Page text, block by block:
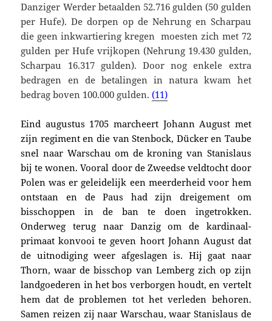
Danziger Werder betaalden 52.716 gulden (50 gulden
per Hufe). De dorpen op de Nehrung en Scharpau
die geen inkwartiering kregen moesten zich met 72
gulden per Hufe vrijkopen (Nehrung 19.430 gulden,
Scharpau 16.317 gulden). Door nog enkele extra
bedragen en de betalingen in natura kwam het
bedrag boven 100.000 gulden.(11)
Eind augustus 1705 marcheert Johann August met
zijn regiment en die van Stenbock, Dücker en Taube
snel naar Warschau om de kroning van Stanislaus
bij te wonen. Vooral door de Zweedse veldtocht door
Polen was er geleidelijk een meerderheid voor hem
ontstaan en de Paus had zijn dreigement om
bisschoppen in de ban te doen ingetrokken.
Onderweg terug naar Danzig om de kardinaal-
primaat konvooi te geven hoort Johann August dat
de uitnodiging weer afgeslagen is. Hij gaat naar
Thorn, waar de bisschop van Lemberg zich op zijn
landgoederen in het bos verborgen houdt, en vertelt
hem dat de problemen tot het verleden behoren.
Samen reizen zij naar Warschau, waar Stanislaus de